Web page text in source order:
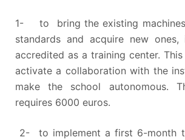
1- to bring the existing
standards and acquire new
accredited as a training center.
activate a collaboration with the
make the school autonomous.
requires 6000 euros.
2- to implement a first 6-month